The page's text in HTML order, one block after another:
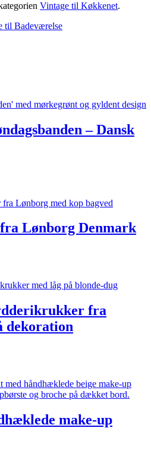
Vintage til Køkkenet.
til Badeværelse
– Dansk
Lønborg Denmark
fra
dekoration
make-up